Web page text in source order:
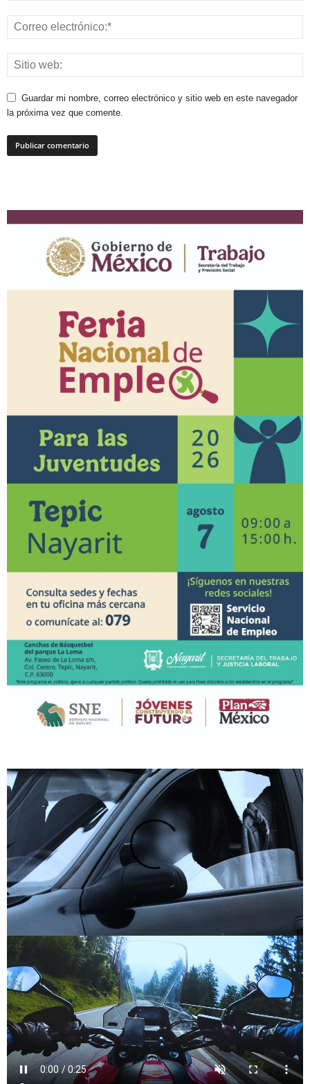
Guardar mi nombre, correo electrónico y sitio web en este navegador
la próxima vez que comente.